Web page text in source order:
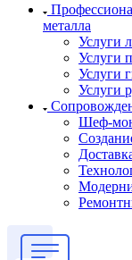
металла
Услуги
Услуги
Услуги
Услуги
Шеф-